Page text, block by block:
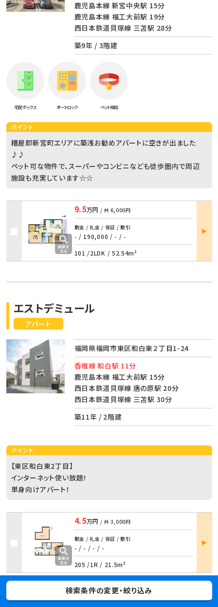
鹿児島本線 新宮中央駅 15分
鹿児島本線 福工大前駅 19分
西日本鉄道貝塚線 三苫駅 28分
築9年 / 3階建
宅配ボックス オートロック ペット相談
ポイント
糟屋郡新宮町エリアに築浅お勧めアパートに空きが出ました
♪♪
ペット可な物件で、スーパーやコンビニなども徒歩圏内で周辺
施設も充実しています☆☆
9.5万円 / 共 6,000円
敷金 / 礼金 / 保証 / 敷引
- / 190,000 / - / -
101 /2LDK / 52.54m²
部屋
詳細
アパート
エストデミュール
福岡県福岡市東区和白東２丁目1-24
香椎線 和白駅 11分
鹿児島本線 福工大前駅 15分
西日本鉄道貝塚線 唐の原駅 20分
西日本鉄道貝塚線 三苫駅 30分
築11年 / 2階建
ポイント
【東区和白東2丁目】
インターネット使い放題！
単身向けアパート！
4.5万円 / 共 3,000円
敷金 / 礼金 / 保証 / 敷引
- / - / - / -
205 /1R / 21.5m²
部屋
詳細
検索条件の変更・絞り込み